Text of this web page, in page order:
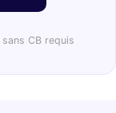
CB requis